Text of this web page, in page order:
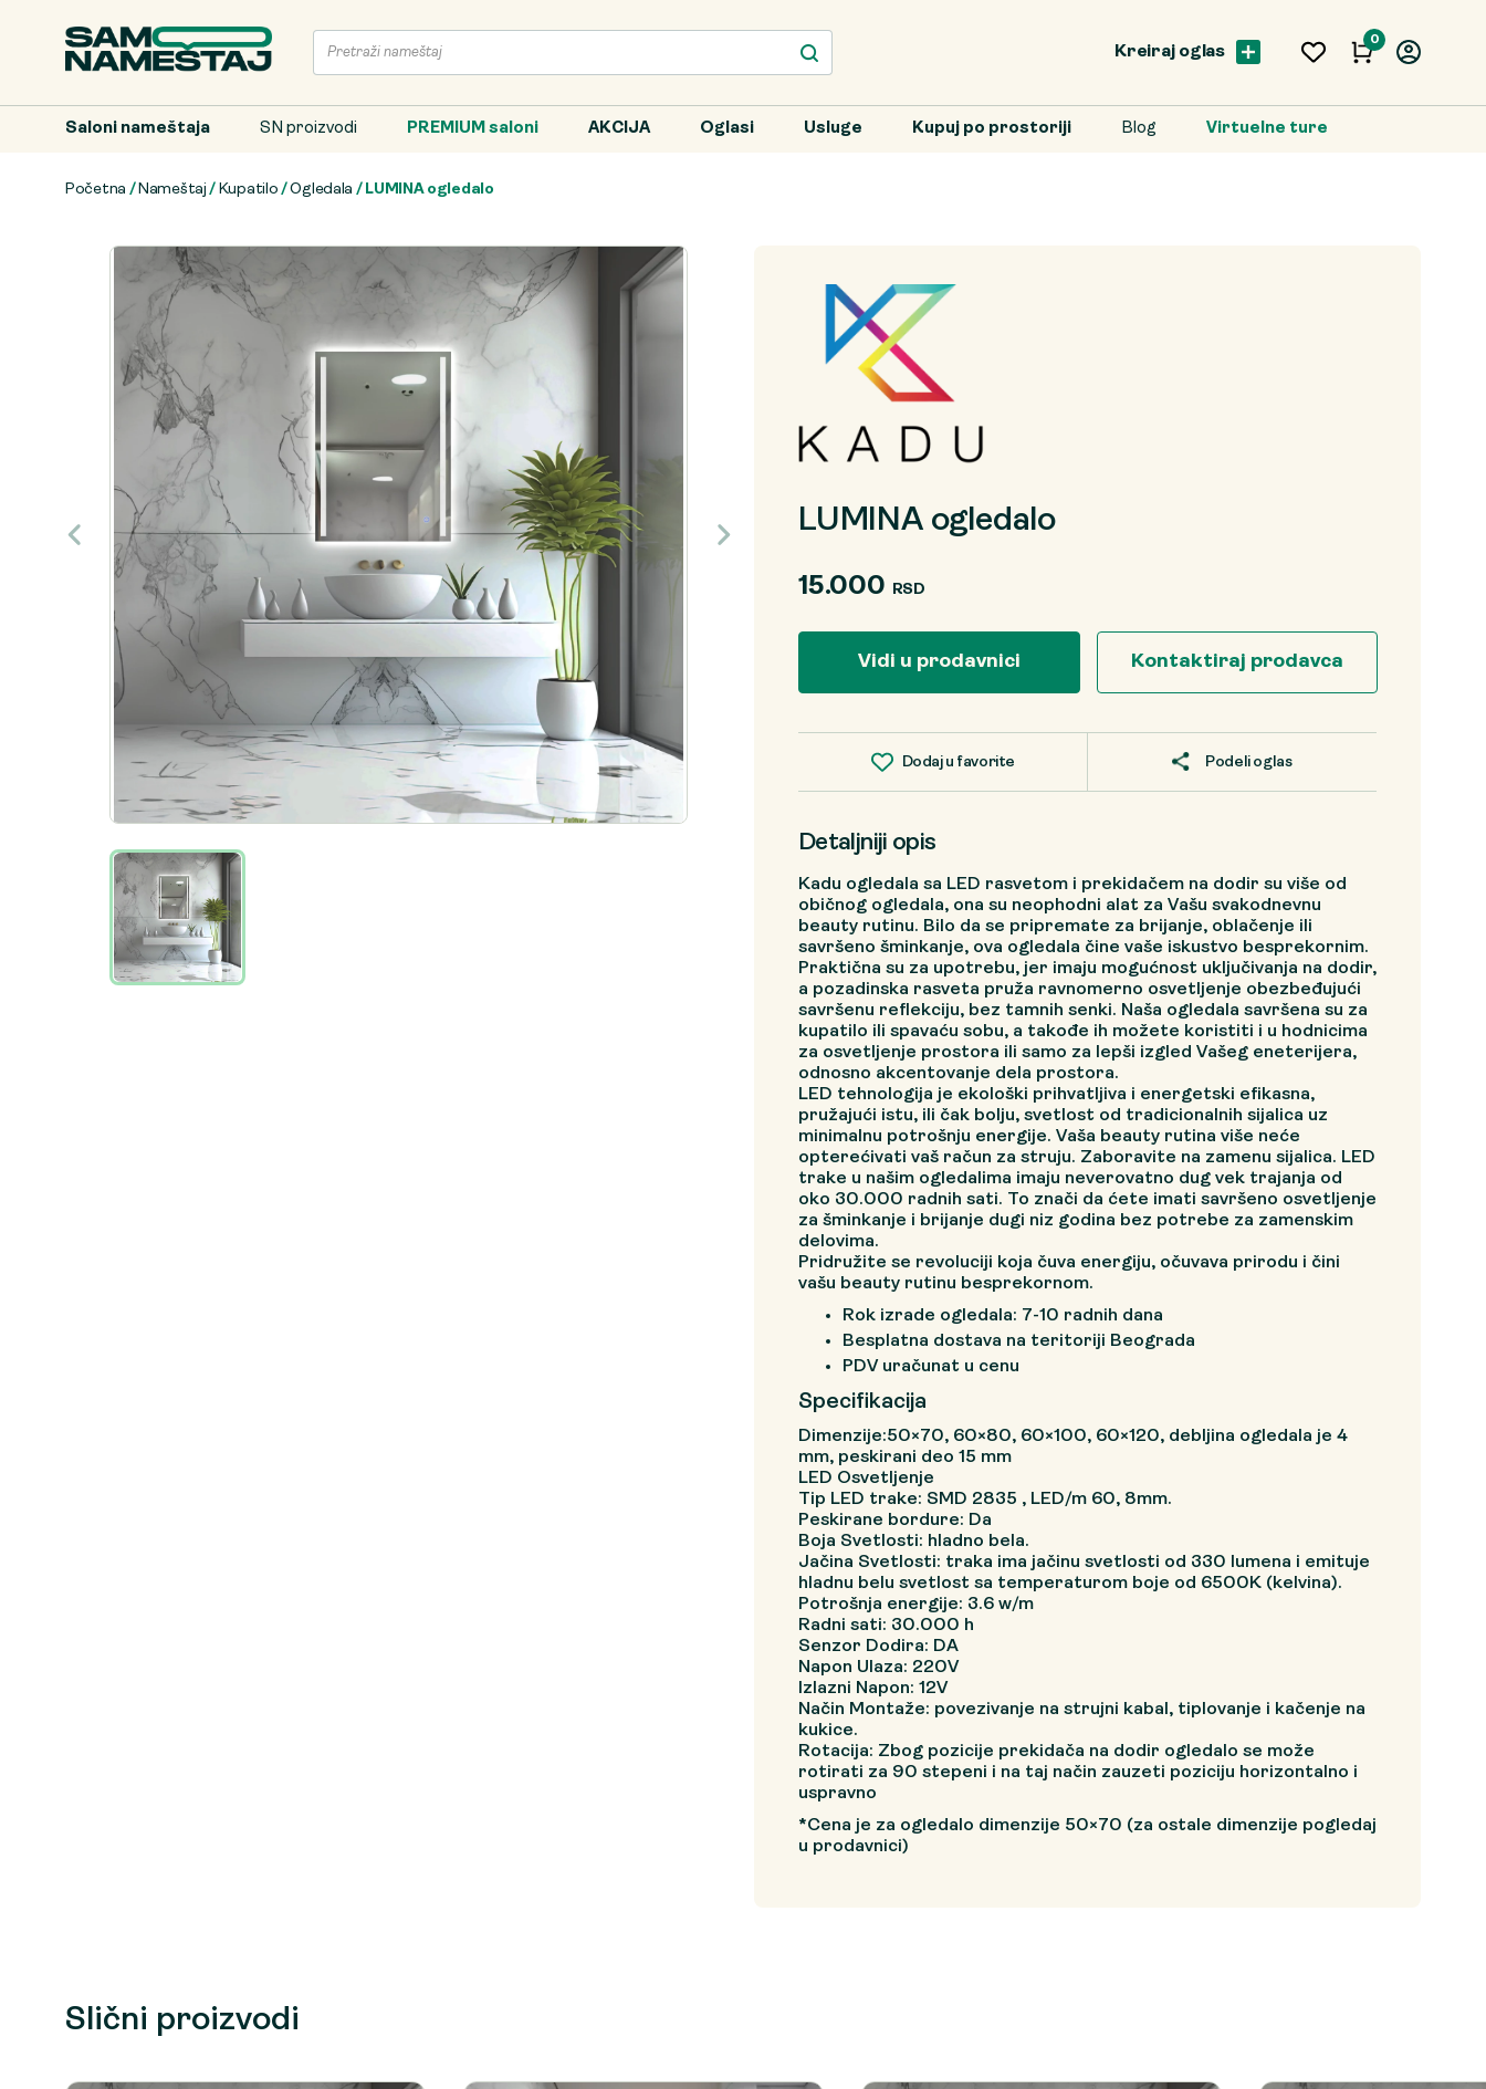
0
Kreiraj oglas
Saloni nameštaja SN proizvodi PREMIUM saloni AKCIJA Oglasi Usluge Kupuj po prostoriji Blog Virtuelne ture
Početna / Nameštaj / Kupatilo /Ogledala / LUMINA ogledalo
Dodaj u favorite Podeli oglas
LUMINA ogledalo
15.000 RSD
Vidi u prodavnici Kontaktiraj prodavca
Detaljniji opis
Kadu ogledala sa LED rasvetom i prekidačem na dodir su više od
običnog ogledala, ona su neophodni alat za Vašu svakodnevnu
beauty rutinu. Bilo da se pripremate za brijanje, oblačenje ili
savršeno šminkanje, ova ogledala čine vaše iskustvo besprekornim.
Praktična su za upotrebu, jer imaju mogućnost uključivanja na dodir,
a pozadinska rasveta pruža ravnomerno osvetljenje obezbeđujući
savršenu reflekciju, bez tamnih senki. Naša ogledala savršena su za
kupatilo ili spavaću sobu, a takođe ih možete koristiti i u hodnicima
za osvetljenje prostora ili samo za lepši izgled Vašeg eneterijera,
odnosno akcentovanje dela prostora.
LED tehnologija je ekološki prihvatljiva i energetski efikasna,
pružajući istu, ili čak bolju, svetlost od tradicionalnih sijalica uz
minimalnu potrošnju energije. Vaša beauty rutina više neće
opterećivati vaš račun za struju. Zaboravite na zamenu sijalica. LED
trake u našim ogledalima imaju neverovatno dug vek trajanja od
oko 30.000 radnih sati. To znači da ćete imati savršeno osvetljenje
za šminkanje i brijanje dugi niz godina bez potrebe za zamenskim
delovima.
Pridružite se revoluciji koja čuva energiju, očuvava prirodu i čini
vašu beauty rutinu besprekornom.
Rok izrade ogledala: 7-10 radnih dana
Besplatna dostava na teritoriji Beograda
PDV uračunat u cenu
Specifikacija
Dimenzije:50×70, 60×80, 60×100, 60×120, debljina ogledala je 4
mm, peskirani deo 15 mm
LED Osvetljenje
Tip LED trake: SMD 2835 , LED/m 60, 8mm.
Peskirane bordure: Da
Boja Svetlosti: hladno bela.
Jačina Svetlosti: traka ima jačinu svetlosti od 330 lumena i emituje
hladnu belu svetlost sa temperaturom boje od 6500K (kelvina).
Potrošnja energije: 3.6 w/m
Radni sati: 30.000 h
Senzor Dodira: DA
Napon Ulaza: 220V
Izlazni Napon: 12V
Način Montaže: povezivanje na strujni kabal, tiplovanje i kačenje na
kukice.
Rotacija: Zbog pozicije prekidača na dodir ogledalo se može
rotirati za 90 stepeni i na taj način zauzeti poziciju horizontalno i
uspravno
*Cena je za ogledalo dimenzije 50×70 (za ostale dimenzije pogledaj
u prodavnici)
Slični proizvodi